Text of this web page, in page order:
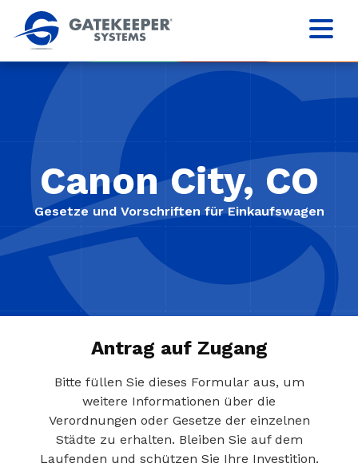
Canon City, CO
Gesetze und Vorschriften für Einkaufswagen
Antrag auf Zugang
Bitte füllen Sie dieses Formular aus, um
weitere Informationen über die
Verordnungen oder Gesetze der einzelnen
Städte zu erhalten. Bleiben Sie auf dem
Laufenden und schützen Sie Ihre Investition.